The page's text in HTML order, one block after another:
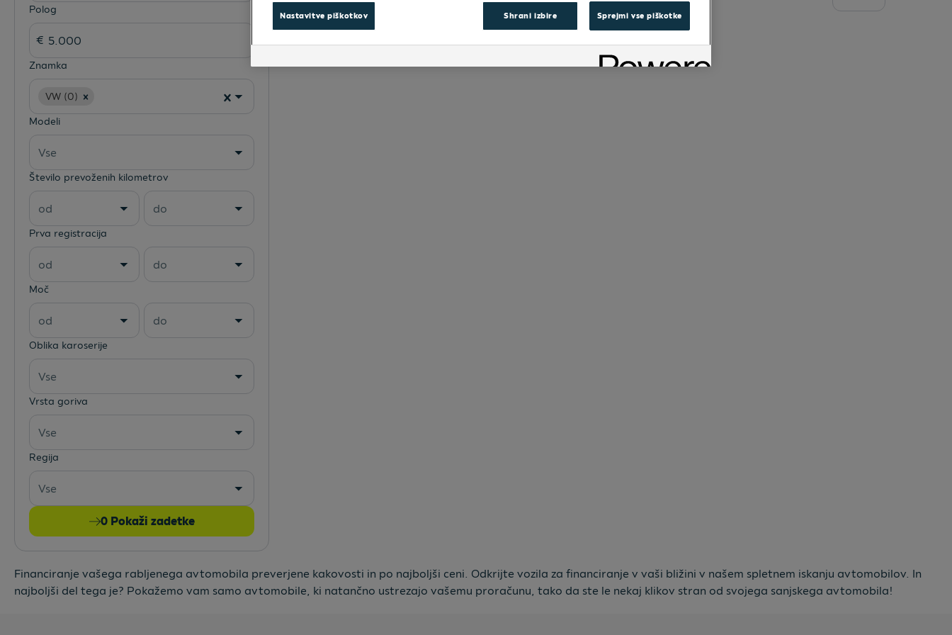
Polog
Znamka
VW (0)
Modeli
Vse
Število prevoženih kilometrov
od do
Prva registracija
od do
Moč
od do
Oblika karoserije
Vse
Vrsta goriva
Vse
Regija
Vse
0 Pokaži zadetke
Financiranje vašega rabljenega avtomobila preverjene kakovosti in po najboljši ceni. Odkrijte vozila za financiranje v vaši bližini v našem spletnem iskanju avtomobilov. In
najboljši del tega je? Pokažemo vam samo avtomobile, ki natančno ustrezajo vašemu proračunu, tako da ste le nekaj klikov stran od svojega sanjskega avtomobila!
Nastavitve piškotkov Shrani izbire Sprejmi vse piškotke